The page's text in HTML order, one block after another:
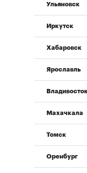
Ульяновск
Иркутск
Хабаровск
Ярославль
Владивосток
Махачкала
Томск
Оренбург